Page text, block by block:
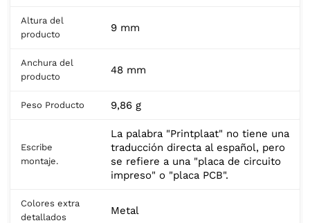
Altura del
producto
9 mm
Anchura del
producto
48 mm
Peso Producto 9,86 g
Escribe
montaje.
La palabra "Printplaat" no tiene una
traducción directa al español, pero
se refiere a una "placa de circuito
impreso" o "placa PCB".
Colores extra
detallados
Metal